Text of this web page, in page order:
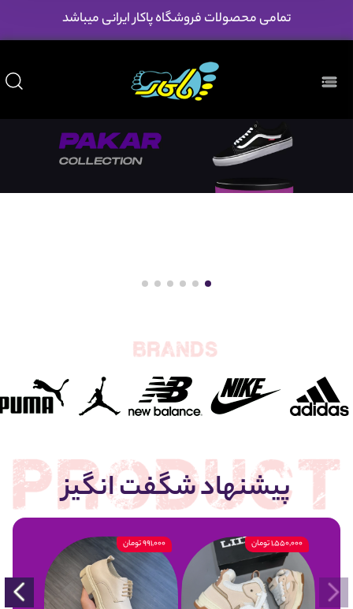
تمامی محصولات فروشگاه پاکار ایرانی میباشد
پیشنهاد شگفت انگیز
1,550,000 تومان 991,000 تومان